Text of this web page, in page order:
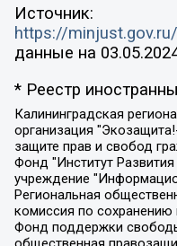
Источник:
https://
данные на
* Реестр
Калининградская региональная общественная организация "Экозащита!-Женсовет", Фонд содействия защите прав и свобод граждан "Общественный вердикт", Фонд "Институт Развития Свободы Информации", Частное учреждение "Информационное агентство МЕМО. РУ", Региональная общественная организация "Общественная комиссия по сохранению наследия академика Сахарова", Фонд поддержки свободы прессы, Санкт-Петербургская общественная правозащитная организация "Гражданский контроль", Межрегиональная общественная организация "Информационно-просветительский центр "Мемориал", Региональный Фонд "Центр Защиты Прав Средств Массовой Информации", с 05.12.2023 Фонд "Центр Защиты Прав Средств массовой информации", Региональная общественная благотворительная организация помощи беженцам и мигрантам "Гражданское содействие", Негосударственное образовательное учреждение дополнительного профессионального образования (повышение квалификации) специалистов "АКАДЕМИЯ ПО ПРАВАМ ЧЕЛОВЕКА", Свердловская региональная общественная организация "Сутяжник", Автономная некоммерческая организация "Центр независимых социологических исследований", Союз общественных объединений "Российский исследовательский центр по правам человека", Региональное общественное учреждение научно-информационный центр "МЕМОРИАЛ", Некоммерческая организация "Фонд защиты гласности", Автономная некоммерческая организация "Институт прав человека", Городская общественная организация "Екатеринбургское общество "МЕМОРИАЛ", Городская общественная организация "Рязанское историко-просветительское и правозащитное общество "Мемориал" (Рязанский Мемориал), Челябинский региональный орган общественной самодеятельности – женское общественное объединение "Женщины Евразии", Челябинский региональный орган общественной самодеятельности "Уральская правозащитная группа", Фонд содействия защите здоровья и социальной справедливости имени Андрея Рылькова, Автономная Некоммерческая Организация "Аналитический Центр Юрия Левады", Автономная некоммерческая организация социальной поддержки населения "Проект Апрель", Региональная общественная организация помощи женщинам и детям, находящимся в кризисной ситуации "Информационно-методический центр "Анна", Фонд содействия развитию массовых коммуникаций и правовому просвещению "Так-так-Так", Фонд содействия устойчивому развитию "Серебряная тайга", Свердловский региональный общественный фонд социальных проектов "Новое время", "Idel.Реалии", Кавказ.Реалии, Крым.Реалии, Телеканал Настоящее Время, Татаро-башкирская служба Радио Свобода (Azatliq Radiosi), Радио Свободная Европа/Радио Свобода (PCE/PC), "Сибирь.Реалии", "Фактограф", Благотворительный фонд помощи осужденным и их семьям, Автономная некоммерческая организация "Институт глобализации и социальных движений", Фонд "В защиту прав заключенных", Частное учреждение "Центр поддержки и содействия развитию средств массовой информации", Пензенский региональный общественный благотворительный фонд "Гражданский союз", "Север.Реалии", Некоммерческая организация Фонд "Правовая инициатива", Общество с ограниченной ответственностью "Радио Свободная Европа/Радио Свобода", Чешское информационное агентство "MEDIUM-ORIENT", Красноярская региональная общественная организация "Мы против СПИДа", Камалягин Денис Николаевич, Маркелов Сергей Евгеньевич, Пономарев Лев Александрович, Савицкая Людмила Алексеевна, Автономная некоммерческая организация "Центр по работе с проблемой насилия "НАСИЛИЮ.НЕТ", Межрегиональный профессиональный союз работников здравоохранения "Альянс врачей", Юридическое лицо, зарегистрированное в Латвийской Республике, SIA "Medusa Project" (регистрационный номер 40103797863, дата регистрации 10.06.2014), Некоммерческая организация "Фонд по борьбе с коррупцией", Автономная некоммерческая организация "Институт права и публичной политики", Баданин Роман Сергеевич, Гликин Максим Александрович, Железнова Мария Михайловна, Лукьянова Юлия Сергеевна, Маетная Елизавета Витальевна, Маняхин Петр Борисович, Чуракова Ольга Владимировна, Ярош Юлия Петровна, Юридическое лицо "The Insider SIA", зарегистрированное в Риге, Латвийская Республика (дата регистрации 26.06.2015), являющееся администратором доменного имени интернет-издания "The Insider SIA", https://theins.ru, Постернак Алексей Евгеньевич, Рубин Михаил Аркадьевич, Анин Роман Александрович, Юридическое лицо Istories fonds, зарегистрированное в Латвийской Республике (регистрационный номер 50008295751, дата регистрации 24.02.2020), Великовский Дмитрий Александрович, Долинина Ирина Николаевна, Мароховская Алеся Алексеевна, Шлейнов Роман Юрьевич, Шмагун Олеся Валентиновна, Общество с ограниченной ответственностью "Альтаир 2021", Общество с ограниченной ответственностью "Вега 2021", Общество с ограниченной ответственностью "Главный редактор 2021", Общество с ограниченной ответственностью "Ромашки монолит", Важенков Артем Валерьевич, Ивановская областная общественная организация "Центр гендерных исследований", Гурман Юрий Альбертович, Медиапроект "ОВД-Инфо", Егоров Владимир Владимирович, Жилинский Владимир Александрович, Общество с ограниченной ответственностью "ЗП", Иванова София Юрьевна, Карезина Инна Павловна, Кильтау Екатерина Викторовна, Петров Алексей Викторович, Пискунов Сергей Евгеньевич, Смирнов Сергей Сергеевич, Тихонов Михаил Сергеевич, Общество с ограниченной ответственностью "ЖУРНАЛИСТ-ИНОСТРАННЫЙ АГЕНТ", Арапова Галина